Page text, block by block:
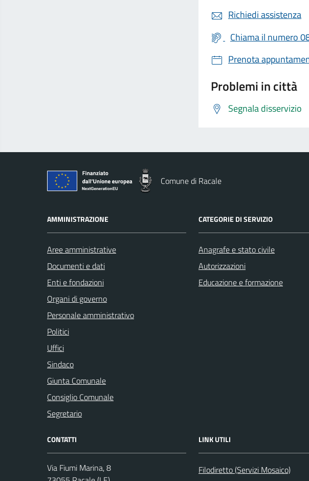
Richiedi assistenza
Chiama il numero
Prenota
Problemi in città
Segnala disservizio
Comune di Racale
AMMINISTRAZIONE
Aree amministrative
Documenti e dati
Enti e fondazioni
Organi di governo
Personale amministrativo
Politici
Uffici
Sindaco
Giunta Comunale
Consiglio Comunale
Segretario
CATEGORIE DI SERVIZIO
Anagrafe e stato civile
Autorizzazioni
Educazione e formazione
CONTATTI
Via Fiumi Marina, 8
LINK UTILI
Filodiretto (Servizi Mosaico)